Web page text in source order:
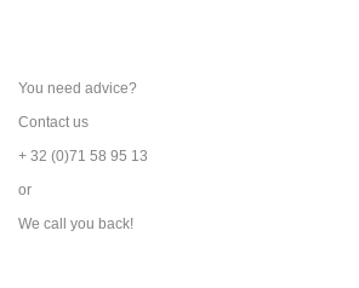
You need advice?
Contact us
+ 32 (0)71 58 95 13
or
We call you back!